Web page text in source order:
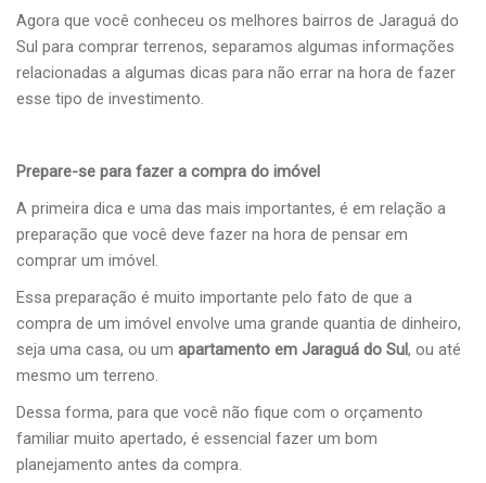
Agora que você conheceu os melhores bairros de Jaraguá do
Sul para comprar terrenos, separamos algumas informações
relacionadas a algumas dicas para não errar na hora de fazer
esse tipo de investimento.
Prepare-se para fazer a compra do imóvel
A primeira dica e uma das mais importantes, é em relação a
preparação que você deve fazer na hora de pensar em
comprar um imóvel.
Essa preparação é muito importante pelo fato de que a
compra de um imóvel envolve uma grande quantia de dinheiro,
seja uma casa, ou um apartamento em Jaraguá do Sul, ou até
mesmo um terreno.
Dessa forma, para que você não fique com o orçamento
familiar muito apertado, é essencial fazer um bom
planejamento antes da compra.